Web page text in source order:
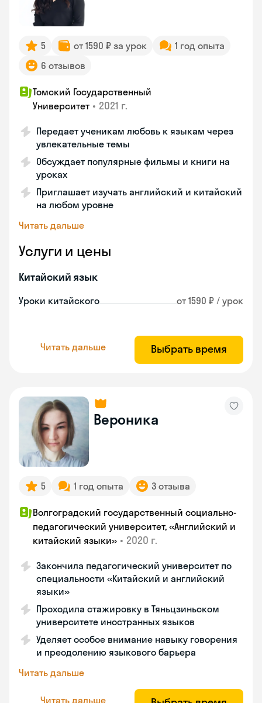
5 от 1590 ₽ за урок
1 год опыта
6 отзывов
Томский Государственный
Университет • 2021 г.
Передает ученикам любовь к языкам через
увлекательные темы
Обсуждает популярные фильмы и книги на
уроках
Приглашает изучать английский и китайский
на любом уровне
Читать дальше
Услуги и цены
Китайский язык
Уроки китайского от 1590 ₽ / урок
Читать дальше Выбрать время
Вероника
5 1 год опыта 3 отзыва
Волгоградский государственный социально-
педагогический университет, «Английский и
китайский языки» • 2020 г.
Закончила педагогический университет по
специальности «Китайский и английский
языки»
Проходила стажировку в Тяньцзиньском
университете иностранных языков
Уделяет особое внимание навыку говорения
и преодолению языкового барьера
Читать дальше
Читать дальше